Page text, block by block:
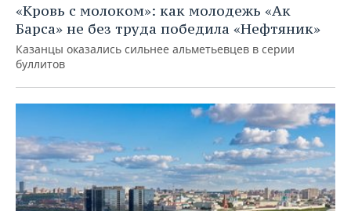
«Кровь с молоком»: как молодежь «Ак
Барса» не без труда победила «Нефтяник»
Казанцы оказались сильнее альметьевцев в серии
буллитов